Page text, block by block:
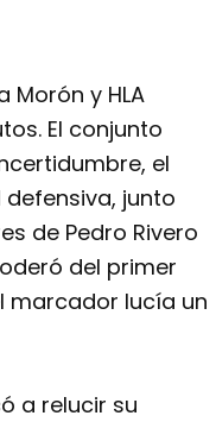
Morón y HLA
El conjunto
el
junto
de Pedro Rivero
del primer
marcador lucía un
a relucir su